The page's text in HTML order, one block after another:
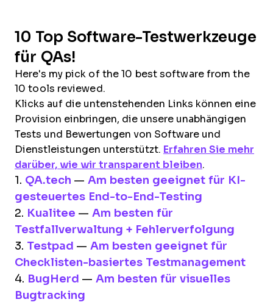
10 Top Software-Testwerkzeuge
für QAs!
Here's my pick of the 10 best software from the
10 tools reviewed.
Klicks auf die untenstehenden Links können eine
Provision einbringen, die unsere unabhängigen
Tests und Bewertungen von Software und
Dienstleistungen unterstützt. Erfahren Sie mehr
darüber, wie wir transparent bleiben.
1. QA.tech — Am besten geeignet für KI-
gesteuertes End-to-End-Testing
2. Kualitee — Am besten für
Testfallverwaltung + Fehlerverfolgung
3. Testpad — Am besten geeignet für
Checklisten-basiertes Testmanagement
4. BugHerd — Am besten für visuelles
Bugtracking